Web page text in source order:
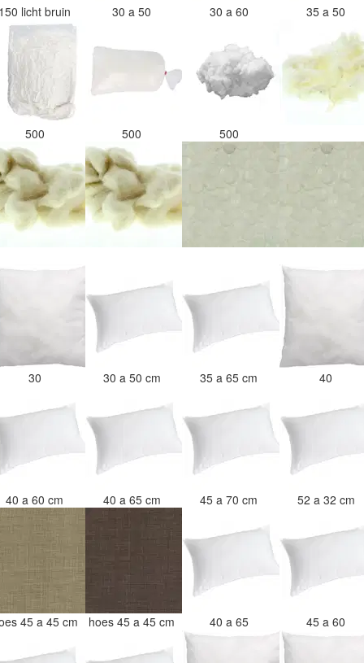
licht bruin 30 a 50 30 a 60 35 a 50
500 500 500
30 30 a 50 cm 35 a 65 cm 40
40 a 60 cm 40 a 65 cm 45 a 70 cm 52 a 32 cm
45 a 45 cm hoes 45 a 45 cm 40 a 65 45 a 60